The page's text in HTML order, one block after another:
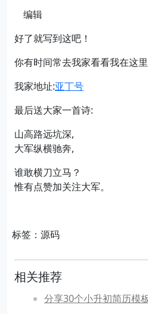
​编辑
好了就写到这吧！
你有时间常去我家看看我在这
我家地址:亚丁号
最后送大家一首诗:
山高路远坑深,
大军纵横驰奔,
谁敢横刀立马？
惟有点赞加关注大军。
标签：源码
相关推荐
分享30个小升初简历模